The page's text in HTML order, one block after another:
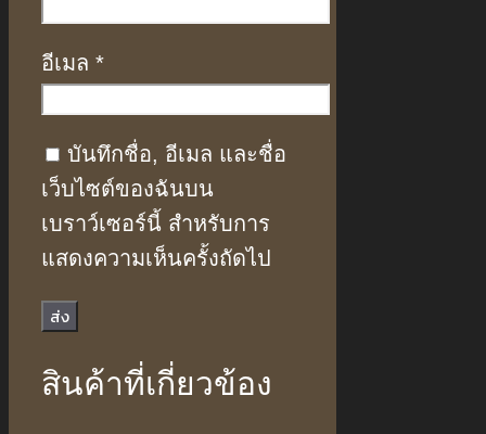
อีเมล *
บันทึกชื่อ, อีเมล และชื่อ
เว็บไซต์ของฉันบน
เบราว์เซอร์นี้ สำหรับการ
แสดงความเห็นครั้งถัดไป
สินค้าที่เกี่ยวข้อง